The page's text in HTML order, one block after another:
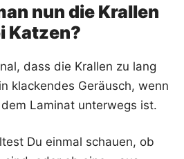
nun die Krallen
Katzen?
dass die Krallen zu lang
klackendes Geräusch, wenn
Laminat unterwegs ist.
Du einmal schauen, ob